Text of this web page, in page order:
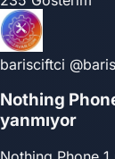
barisciftci
Nothing
yanmıyor